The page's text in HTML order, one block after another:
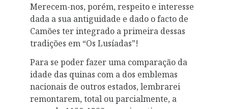
Merecem-nos, porém, respeito e interesse
dada a sua antiguidade e dado o facto de
Camões ter integrado a primeira dessas
tradições em “Os Lusíadas”!
Para se poder fazer uma comparação da
idade das quinas com a dos emblemas
nacionais de outros estados, lembrarei
remontarem, total ou parcialmente, a